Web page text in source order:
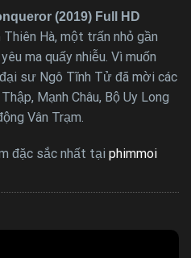
(2019) Full HD
Hà, một trấn nhỏ gần
ma quấy nhiễu. Vì muốn
sư Ngô Tĩnh Tử đã mời các
Mạnh Châu, Bộ Uy Long
Vân Trạm.
đặc sắc nhất tại phimmoi